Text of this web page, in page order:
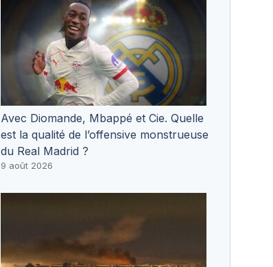
Avec Diomande, Mbappé et Cie. Quelle
est la qualité de l’offensive monstrueuse
du Real Madrid ?
9 août 2026